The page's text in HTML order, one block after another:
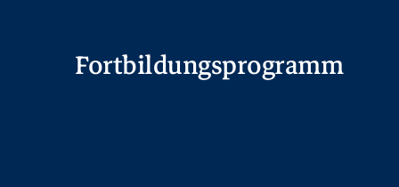
Fortbildungsprogramm